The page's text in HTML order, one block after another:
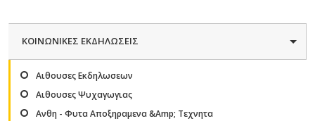
ΚΟΙΝΩΝΙΚΕΣ ΕΚΔΗΛΩΣΕΙΣ
Αιθουσες Εκδηλωσεων
Αιθουσες Ψυχαγωγιας
Ανθη - Φυτα Αποξηραμενα &Amp; Τεχνητα